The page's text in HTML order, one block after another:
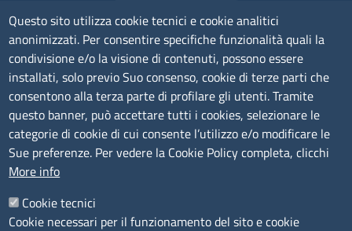
Contatti
Sede Legale di Latina: Viale Umberto I, 80 - 04100 (LT)
tel. 0773/6721
Sede di Frosinone: Via Alcide De Gasperi, 1 - 03100 (FR)
tel. 0775/2751
Peccciaa@pec.frlt.camcom.it
Ufficio relazioni con il pubblico
Codice Fiscale e Partita Iva: 02957560598
Questo sito utilizza cookie tecnici e cookie analitici
anonimizzati. Per consentire specifiche funzionalità quali la
condivisione e/o la visione di contenuti, possono essere
installati, solo previo Suo consenso, cookie di terze parti che
consentono alla terza parte di profilare gli utenti. Tramite
questo banner, può accettare tutti i cookies, selezionare le
categorie di cookie di cui consente l’utilizzo e/o modificare le
Sue preferenze. Per vedere la Cookie Policy completa, clicchi
More info
Cookie tecnici
Cookie necessari per il funzionamento del sito e cookie